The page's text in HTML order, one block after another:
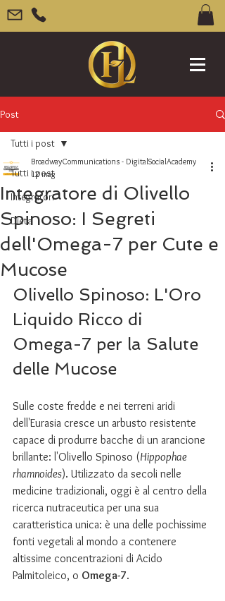
Post
Tutti i post
Integratori
Dieta
Tutti i post
Integratore di Olivello
Spinoso: I Segreti
dell'Omega-7 per Cute e
Mucose
BroadwayCommunications - DigitalSocialAcademy
12 mag
Olivello Spinoso: L'Oro
Liquido Ricco di
Omega-7 per la Salute
delle Mucose
Sulle coste fredde e nei terreni aridi
dell'Eurasia cresce un arbusto resistente
capace di produrre bacche di un arancione
brillante: l'Olivello Spinoso (Hippophae
rhamnoides). Utilizzato da secoli nelle
medicine tradizionali, oggi è al centro della
ricerca nutraceutica per una sua
caratteristica unica: è una delle pochissime
fonti vegetali al mondo a contenere
altissime concentrazioni di Acido
Palmitoleico, o Omega-7.